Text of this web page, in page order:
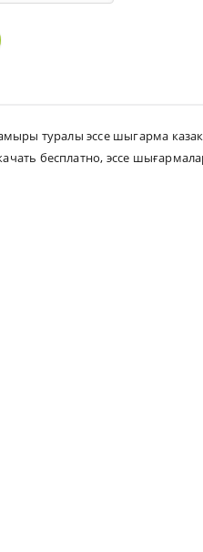
туралы эссе шыгарма
бесплатно, эссе